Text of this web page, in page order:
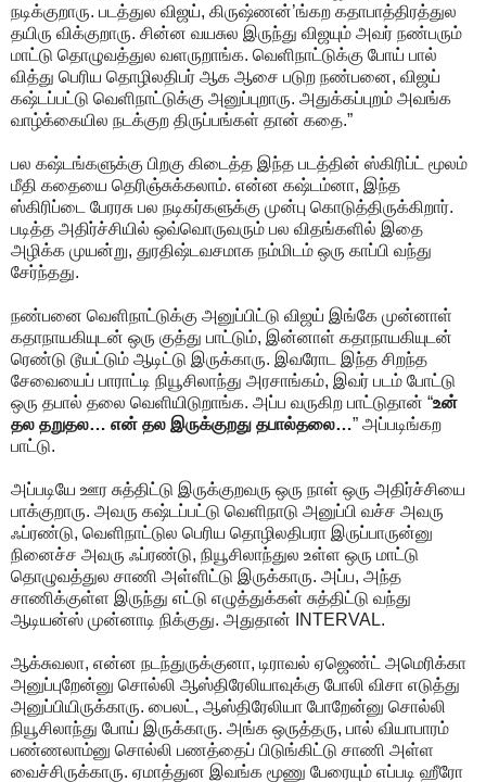
நடிக்குறாரு. படத்துல விஜய், கிருஷ்ணன்’ங்கற கதாபாத்திரத்துல
தயிரு விக்குறாரு. சின்ன வயசுல இருந்து விஜயும் அவர் நண்பரும்
மாட்டு தொழுவத்துல வளருறாங்க. வெளிநாட்டுக்கு போய் பால்
வித்து பெரிய தொழிலதிபர் ஆக ஆசை படுற நண்பனை, விஜய்
கஷ்டப்பட்டு வெளிநாட்டுக்கு அனுப்புறாரு. அதுக்கப்புறம் அவங்க
வாழ்க்கையில நடக்குற திருப்பங்கள் தான் கதை.”
பல கஷ்டங்களுக்கு பிறகு கிடைத்த இந்த படத்தின் ஸ்கிரிப்ட் மூலம்
மீதி கதையை தெரிஞ்சுக்கலாம். என்ன கஷ்டம்னா, இந்த
ஸ்கிரிப்டை பேரரசு பல நடிகர்களுக்கு முன்பு கொடுத்திருக்கிறார்.
படித்த அதிர்ச்சியில் ஒவ்வொருவரும் பல விதங்களில் இதை
அழிக்க முயன்று, துரதிஷ்டவசமாக நம்மிடம் ஒரு காப்பி வந்து
சேர்ந்தது.
நண்பனை வெளிநாட்டுக்கு அனுப்பிட்டு விஜய் இங்கே முன்னாள்
கதாநாயகியுடன் ஒரு குத்து பாட்டும், இன்னாள் கதாநாயகியுடன்
ரெண்டு டூயட்டும் ஆடிட்டு இருக்காரு. இவரோட இந்த சிறந்த
சேவையைப் பாராட்டி நியூசிலாந்து அரசாங்கம், இவர் படம் போட்டு
ஒரு தபால் தலை வெளியிடுறாங்க. அப்ப வருகிற பாட்டுதான் “உன்
தல தறுதல… என் தல இருக்குறது தபால்தலை…” அப்படிங்கற
பாட்டு.
அப்படியே ஊர சுத்திட்டு இருக்குறவரு ஒரு நாள் ஒரு அதிர்ச்சியை
பாக்குறாரு. அவரு கஷ்டப்பட்டு வெளிநாடு அனுப்பி வச்ச அவரு
ஃப்ரண்டு, வெளிநாட்டுல பெரிய தொழிலதிபரா இருப்பாருன்னு
நினைச்ச அவரு ஃப்ரண்டு, நியூசிலாந்துல உள்ள ஒரு மாட்டு
தொழுவத்துல சாணி அள்ளிட்டு இருக்காரு. அப்ப, அந்த
சாணிக்குள்ள இருந்து எட்டு எழுத்துக்கள் சுத்திட்டு வந்து
ஆடியன்ஸ் முன்னாடி நிக்குது. அதுதான் INTERVAL.
ஆக்சுவலா, என்ன நடந்துருக்குனா, டிராவல் ஏஜெண்ட் அமெரிக்கா
அனுப்புறேன்னு சொல்லி ஆஸ்திரேலியாவுக்கு போலி விசா எடுத்து
அனுப்பியிருக்காரு. பைலட், ஆஸ்திரேலியா போறேன்னு சொல்லி
நியூசிலாந்து போய் இருக்காரு. அங்க ஒருத்தரு, பால் வியாபாரம்
பண்ணலாம்னு சொல்லி பணத்தைப் பிடுங்கிட்டு சாணி அள்ள
வைச்சிருக்காரு. ஏமாத்துன இவங்க மூணு பேரையும் எப்படி ஹீரோ